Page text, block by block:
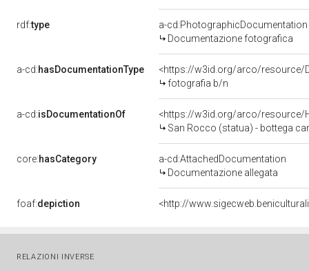
rdf:type
a-cd:PhotographicDocumentation
Documentazione fotografica
a-cd:hasDocumentationType
<https://w3id.org/arco/resource/
fotografia b/n
a-cd:isDocumentationOf
<https://w3id.org/arco/resource/
San Rocco (statua) - bottega
core:hasCategory
a-cd:AttachedDocumentation
Documentazione allegata
foaf:depiction <http://
RELAZIONI INVERSE